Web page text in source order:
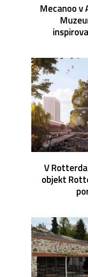
Mecanoo v
V
objekt